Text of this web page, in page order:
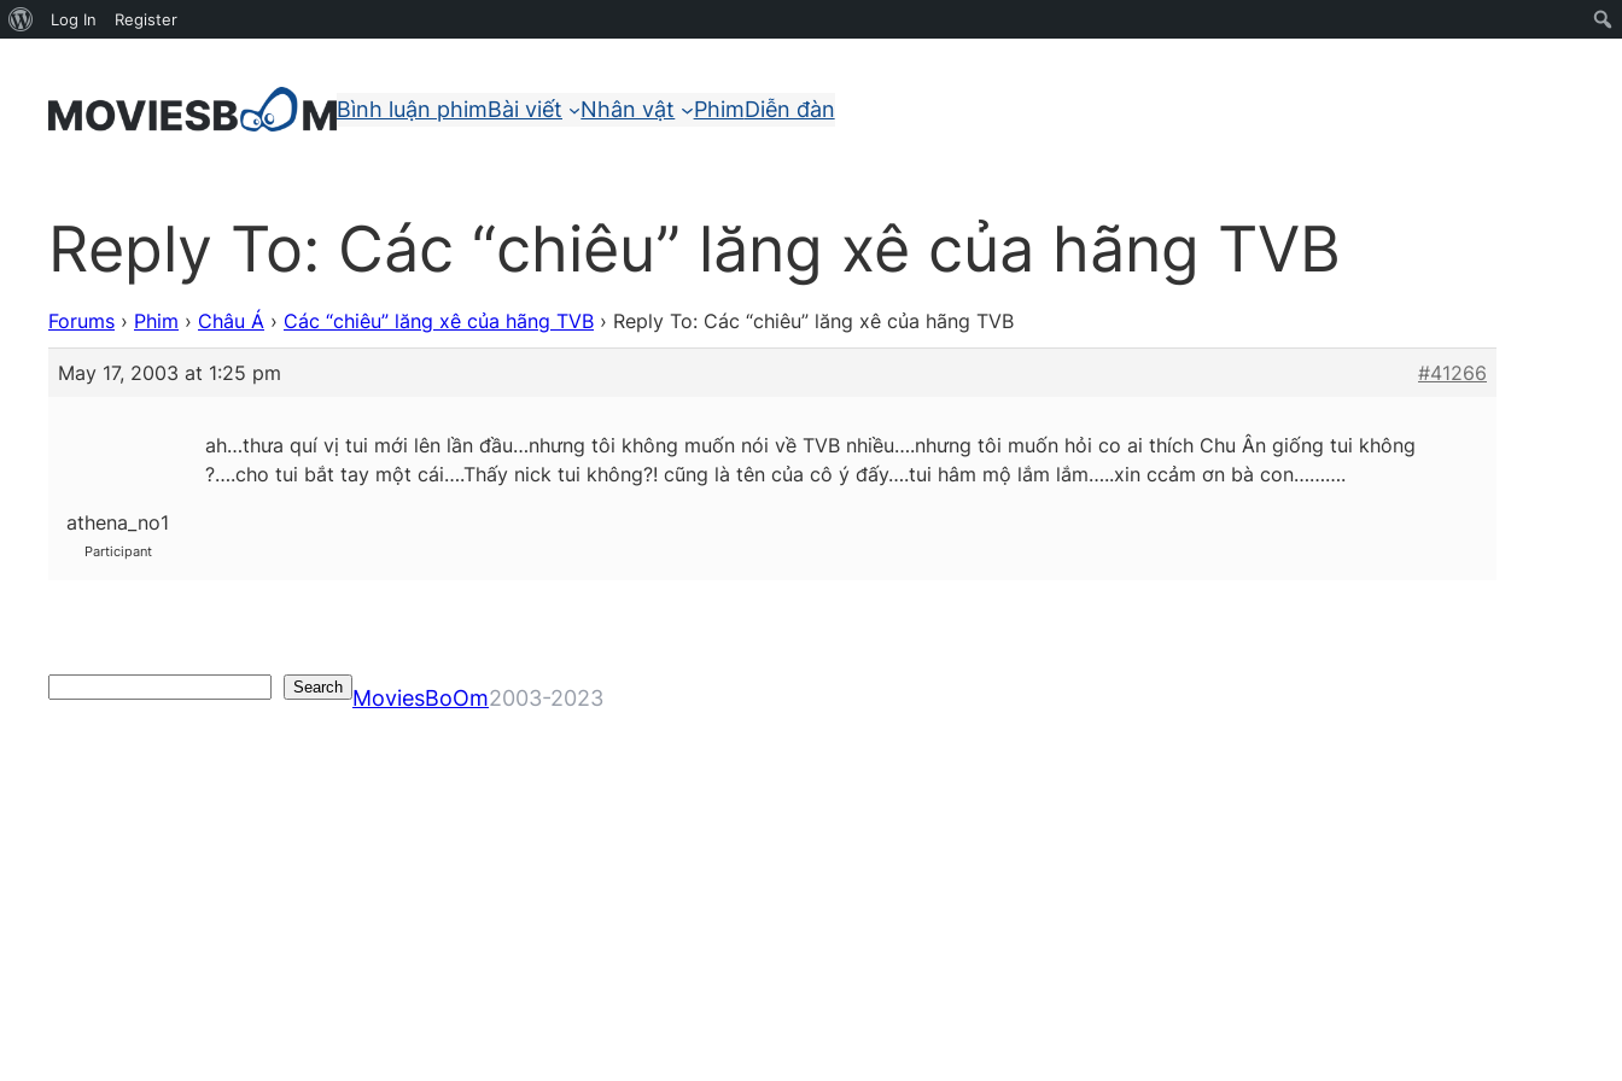
Bình luận phimBài viết Nhân vật PhimDiễn đàn
Reply To: Các “chiêu” lăng xê của hãng TVB
Forums › Phim › Châu Á › Các “chiêu” lăng xê của hãng TVB › Reply To: Các “chiêu” lăng xê của hãng TVB
May 17, 2003 at 1:25 pm #41266
athena_no1
Participant
ah…thưa quí vị tui mới lên lần đầu…nhưng tôi không muốn nói về TVB nhiều….nhưng tôi muốn hỏi co ai thích Chu Ân giống tui không
?….cho tui bắt tay một cái….Thấy nick tui không?! cũng là tên của cô ý đấy….tui hâm mộ lắm lắm…..xin ccảm ơn bà con……….
Search MoviesBoOm2003-2023
About
Log In Register